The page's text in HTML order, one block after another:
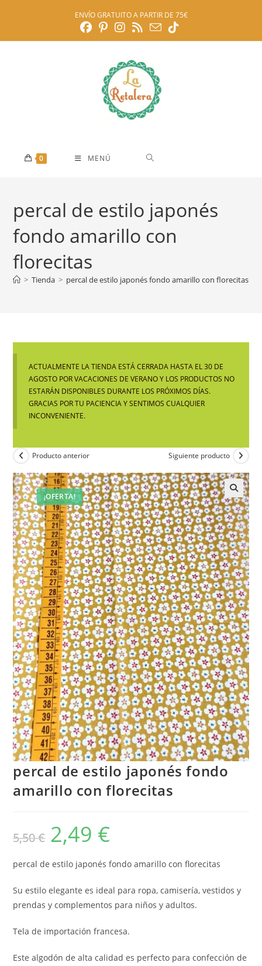
ENVÍO GRATUITO A PARTIR DE 75€
0 MENÚ
percal de estilo japonés
fondo amarillo con
florecitas
> Tienda > percal de estilo japonés fondo amarillo con florecitas
ACTUALMENTE LA TIENDA ESTÁ CERRADA HASTA EL 30 DE
AGOSTO POR VACACIONES DE VERANO Y LOS PRODUCTOS NO
ESTARÁN DISPONIBLES DURANTE LOS PRÓXIMOS DÍAS.
GRACIAS POR TU PACIENCIA Y SENTIMOS CUALQUIER
INCONVENIENTE.
¡OFERTA!
Producto anterior Siguiente producto
🔍
percal de estilo japonés fondo
amarillo con florecitas
5,50€
El
precio
original
5,50 €.
2,49 €
2,49 €.
percal de estilo japonés fondo amarillo con florecitas
Su estilo elegante es ideal para ropa, camisería, vestidos y
prendas y complementos para niños y adultos.
Tela de importación francesa.
Este algodón de alta calidad es perfecto para confección de